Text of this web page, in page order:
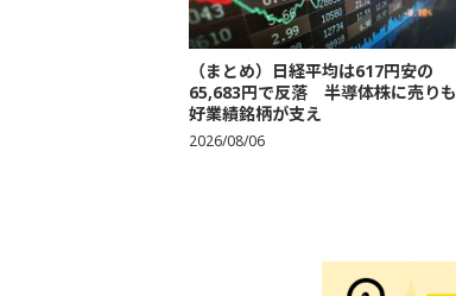
（まとめ）日経平均は617円安の
65,683円で反落 半導体株に売りも
好業績銘柄が支え
2026/08/06